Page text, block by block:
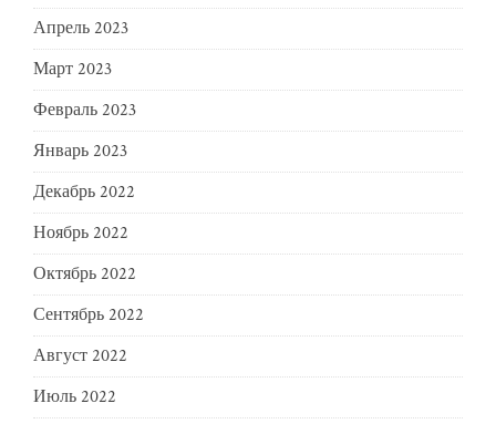
Апрель 2023
Март 2023
Февраль 2023
Январь 2023
Декабрь 2022
Ноябрь 2022
Октябрь 2022
Сентябрь 2022
Август 2022
Июль 2022